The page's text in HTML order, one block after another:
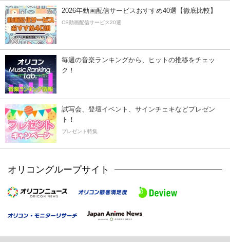
2026年動画配信サービスおすすめ40選【徹底比較】
CS動画配信サービス20選
毎週の音楽ランキングから、ヒットの推移をチェッ
ク！
試写会、登壇イベント、サインチェキなどプレゼン
ト！
プレゼント特集
オリコングループサイト